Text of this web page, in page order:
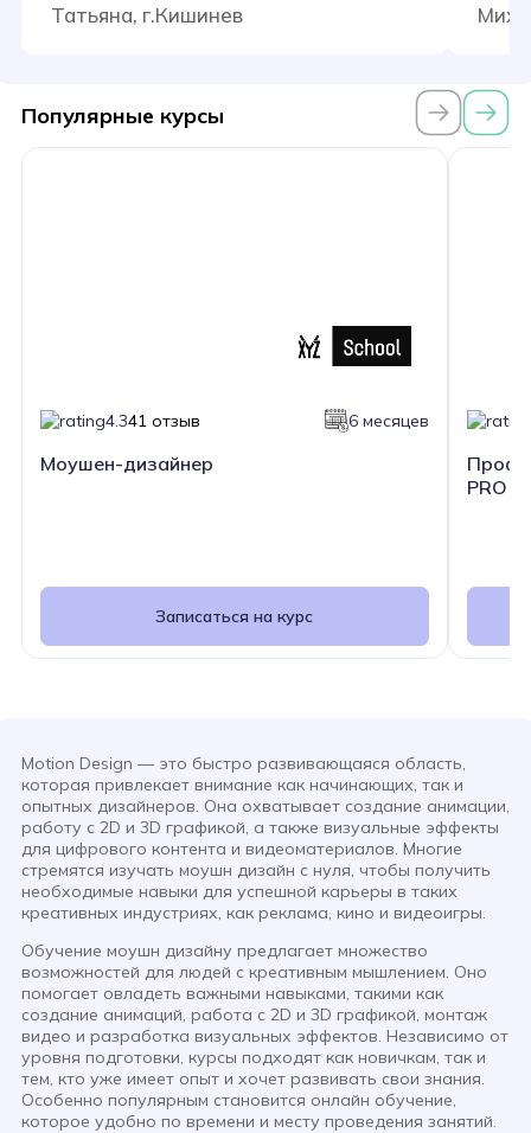
Татьяна, г.Кишинев
Популярные курсы
4.341 отзыв 6 месяцев
Моушен-дизайнер
Записаться на курс
PRO
Motion Design — это быстро развивающаяся область,
которая привлекает внимание как начинающих, так и
опытных дизайнеров. Она охватывает создание анимации,
работу с 2D и 3D графикой, а также визуальные эффекты
для цифрового контента и видеоматериалов. Многие
стремятся изучать моушн дизайн с нуля, чтобы получить
необходимые навыки для успешной карьеры в таких
креативных индустриях, как реклама, кино и видеоигры.
Обучение моушн дизайну предлагает множество
возможностей для людей с креативным мышлением. Оно
помогает овладеть важными навыками, такими как
создание анимаций, работа с 2D и 3D графикой, монтаж
видео и разработка визуальных эффектов. Независимо от
уровня подготовки, курсы подходят как новичкам, так и
тем, кто уже имеет опыт и хочет развивать свои знания.
Особенно популярным становится онлайн обучение,
которое удобно по времени и месту проведения занятий.